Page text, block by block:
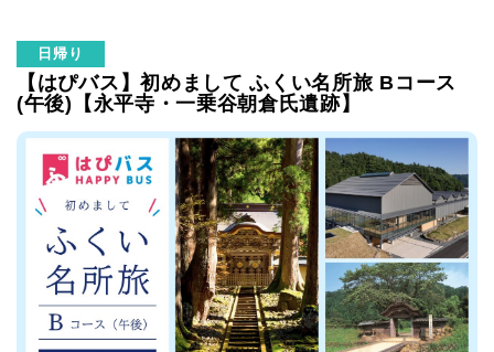
日帰り
【はぴバス】初めまして ふくい名所旅 Bコース
(午後)【永平寺・一乗谷朝倉氏遺跡】